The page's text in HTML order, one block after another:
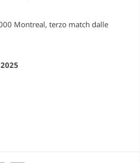
Montreal, terzo match dalle